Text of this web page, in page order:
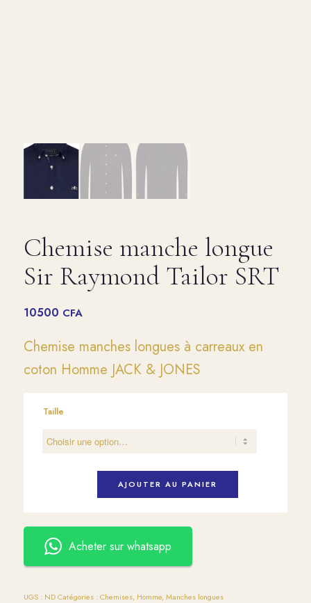
Chemise manche longue
Sir Raymond Tailor SRT
10500 CFA
Chemise manches longues à carreaux en
coton Homme JACK & JONES
Taille
AJOUTER AU PANIER
Acheter sur whatsapp
UGS : ND Catégories : Chemises, Homme,Manches longues